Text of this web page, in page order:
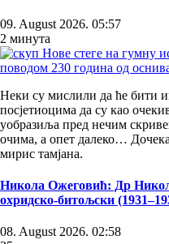
09. August 2026. 05:57
2 минута
Неки су мислили да ће бити
посјетиоцима да су као
уобразиља пред нечим
очима, а опет далеко…
мирис тамјана.
Никола Ожеговић: Др
охридско-битољски
08. August 2026. 02:58